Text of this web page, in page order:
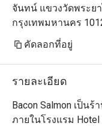
จันทน์ แขวงวัดพระย
กรุงเทพมหานคร
คัดลอกที่อยู่
รายละเอียด
Bacon Salmon เป็น
ภายในโรงแรม